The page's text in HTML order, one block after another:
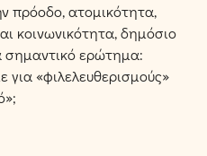
πρόοδο, ατομικότητα,
κοινωνικότητα, δημόσιο
σημαντικό ερώτημα:
«φιλελευθερισμούς»